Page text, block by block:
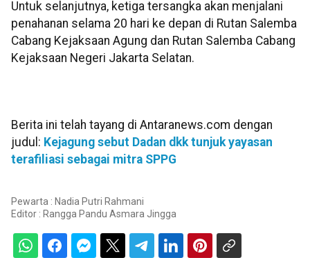
Untuk selanjutnya, ketiga tersangka akan menjalani
penahanan selama 20 hari ke depan di Rutan Salemba
Cabang Kejaksaan Agung dan Rutan Salemba Cabang
Kejaksaan Negeri Jakarta Selatan.
Berita ini telah tayang di Antaranews.com dengan
judul: Kejagung sebut Dadan dkk tunjuk yayasan
terafiliasi sebagai mitra SPPG
Pewarta : Nadia Putri Rahmani
Editor : Rangga Pandu Asmara Jingga